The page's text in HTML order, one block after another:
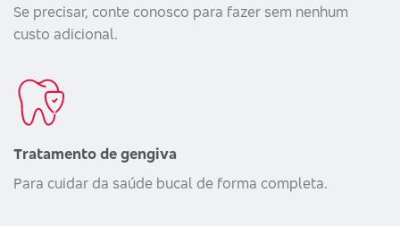
Se precisar, conte conosco para fazer sem nenhum
custo adicional.
Tratamento de gengiva
Para cuidar da saúde bucal de forma completa.